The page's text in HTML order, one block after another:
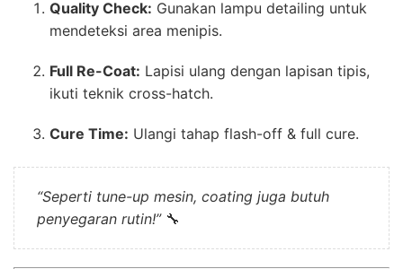
Quality Check: Gunakan lampu detailing untuk
mendeteksi area menipis.
Full Re-Coat: Lapisi ulang dengan lapisan tipis,
ikuti teknik cross-hatch.
Cure Time: Ulangi tahap flash-off & full cure.
“Seperti tune-up mesin, coating juga butuh
penyegaran rutin!”🔧